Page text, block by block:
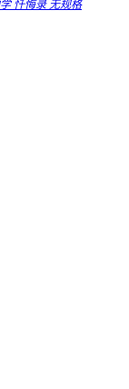
忏悔录 无规格